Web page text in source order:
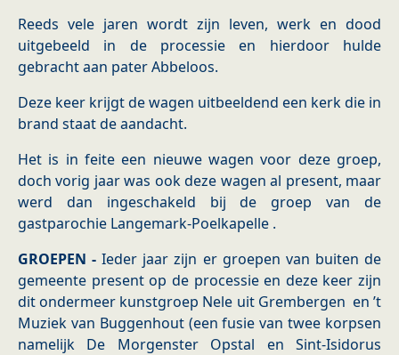
Reeds vele jaren wordt zijn leven, werk en dood
uitgebeeld in de processie en hierdoor hulde
gebracht aan pater Abbeloos.
Deze keer krijgt de wagen uitbeeldend een kerk die in
brand staat de aandacht.
Het is in feite een nieuwe wagen voor deze groep,
doch vorig jaar was ook deze wagen al present, maar
werd dan ingeschakeld bij de groep van de
gastparochie Langemark-Poelkapelle .
GROEPEN -Ieder jaar zijn er groepen van buiten de
gemeente present op de processie en deze keer zijn
dit ondermeer kunstgroep Nele uit Grembergen en ’t
Muziek van Buggenhout (een fusie van twee korpsen
namelijk De Morgenster Opstal en Sint-Isidorus